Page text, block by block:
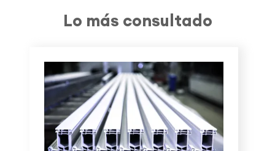
Lo más consultado